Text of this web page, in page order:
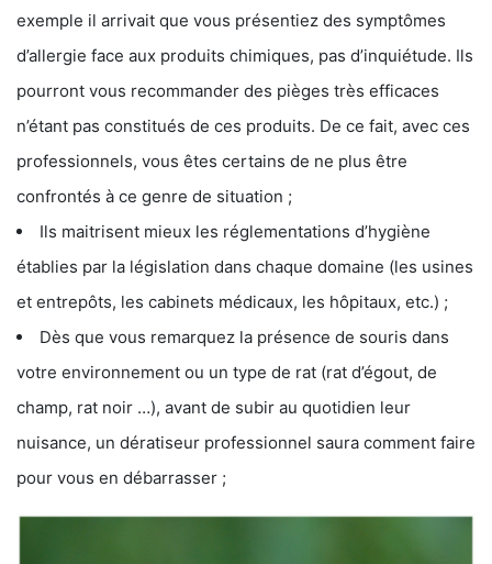
exemple il arrivait que vous présentiez des symptômes
d’allergie face aux produits chimiques, pas d’inquiétude. Ils
pourront vous recommander des pièges très efficaces
n’étant pas constitués de ces produits. De ce fait, avec ces
professionnels, vous êtes certains de ne plus être
confrontés à ce genre de situation ;
Ils maitrisent mieux les réglementations d’hygiène
établies par la législation dans chaque domaine (les usines
et entrepôts, les cabinets médicaux, les hôpitaux, etc.) ;
Dès que vous remarquez la présence de souris dans
votre environnement ou un type de rat (rat d’égout, de
champ, rat noir …), avant de subir au quotidien leur
nuisance, un dératiseur professionnel saura comment faire
pour vous en débarrasser ;